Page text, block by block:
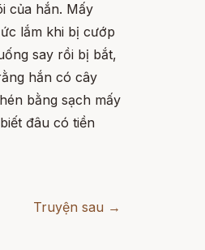
của hắn. Mấy
lắm khi bị cướp
say rồi bị bắt,
hắn có cây
bằng sạch mấy
đâu có tiền
Truyện sau →